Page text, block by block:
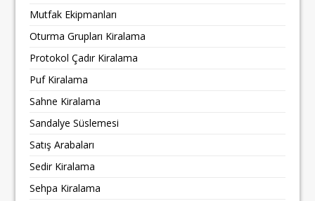
Mutfak Ekipmanları
Oturma Grupları Kiralama
Protokol Çadır Kiralama
Puf Kiralama
Sahne Kiralama
Sandalye Süslemesi
Satış Arabaları
Sedir Kiralama
Sehpa Kiralama